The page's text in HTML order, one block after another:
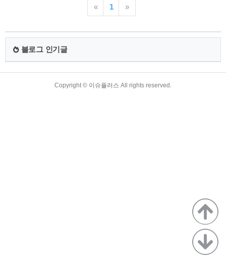
고 있습니다. 스크롤을 내려서 은행의 마이너스통장 한도 및 증
가액에 대해 알아보세요. 1. 마이너스 통장이란 2. 마이너스 통
한도 증가 5. 각종 대출 규제 완화 1. 마이너스 통장이란 마이너
스 통장은 일반적으로 사용하는 예금 통장에 마이너스 기능을
추가한 통장입니다. 예를 들어, 마이너스통장 한도가 1천만원이
« 1 »
블로그 인기글
Copyright © 이슈플러스 All rights reserved.
TistoryWhaleSkin3.4